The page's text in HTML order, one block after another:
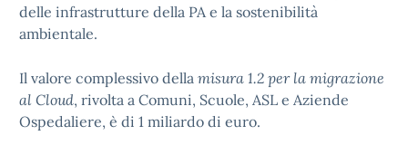
delle infrastrutture della PA e la sostenibilità
ambientale.
Il valore complessivo della misura 1.2 per la migrazione
al Cloud, rivolta a Comuni, Scuole, ASL e Aziende
Ospedaliere, è di 1 miliardo di euro.